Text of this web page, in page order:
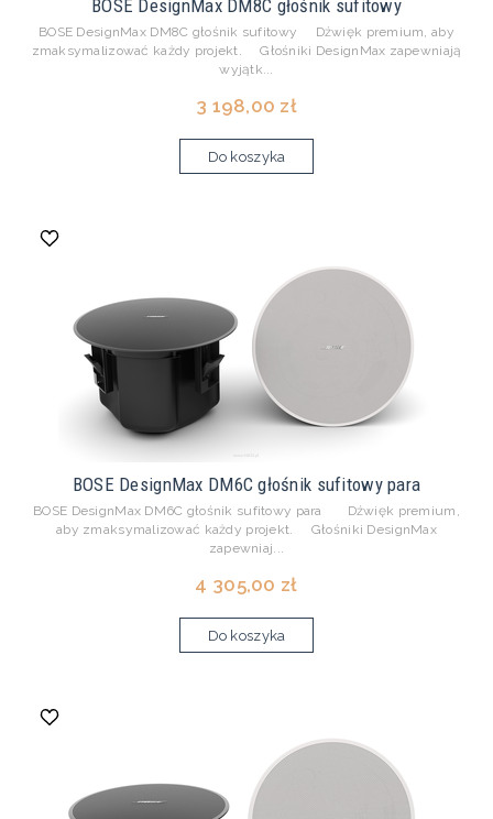
BOSE DesignMax DM8C głośnik sufitowy
BOSE DesignMax DM8C głośnik sufitowy Dźwięk premium, aby
zmaksymalizować każdy projekt. Głośniki DesignMax zapewniają
wyjątk...
3 198,00 zł
Do koszyka
BOSE DesignMax DM6C głośnik sufitowy para
BOSE DesignMax DM6C głośnik sufitowy para Dźwięk premium,
aby zmaksymalizować każdy projekt. Głośniki DesignMax
zapewniaj...
4 305,00 zł
Do koszyka